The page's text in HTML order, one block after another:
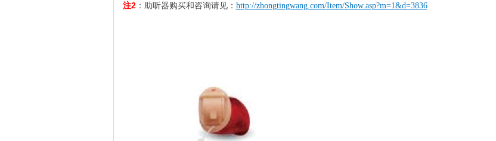
注2： 助听器购买和咨询请见： http://zhongtingwang.com/Item/Show.asp?m=1&d=3836